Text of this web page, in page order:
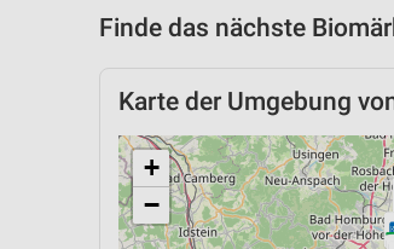
Finde das nächste
Karte der Umgebung
+
−